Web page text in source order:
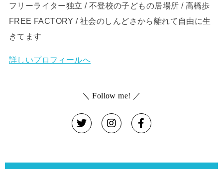
フリーライター独立 / 不登校の子どもの居場所 / 高橋歩
FREE FACTORY / 社会のしんどさから離れて自由に生
きてます
詳しいプロフィールへ
＼ Follow me! ／